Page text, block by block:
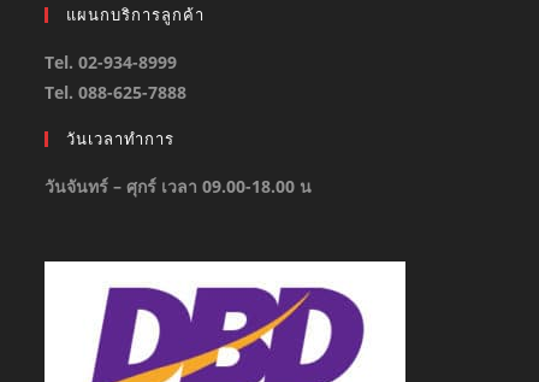
แผนกบริการลูกค้า
Tel. 02-934-8999
Tel. 088-625-7888
วันเวลาทำการ
วันจันทร์ – ศุกร์ เวลา 09.00-18.00 น